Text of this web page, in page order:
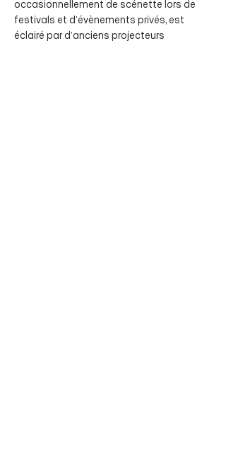
occasionnellement de scénette lors de
festivals et d’évènements privés, est
éclairé par d’anciens projecteurs